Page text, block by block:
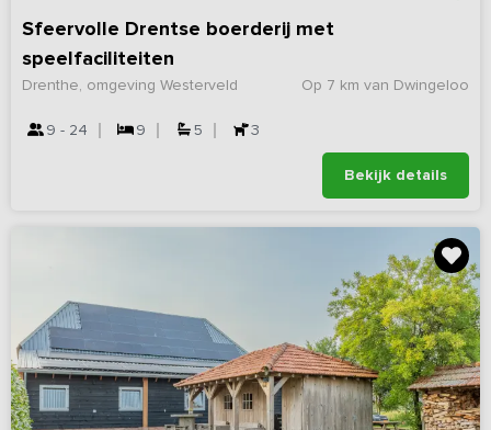
Sfeervolle Drentse boerderij met
speelfaciliteiten
Op 7 km van Dwingeloo
Drenthe, omgeving Westerveld
9 - 24 9 5 3
Bekijk details